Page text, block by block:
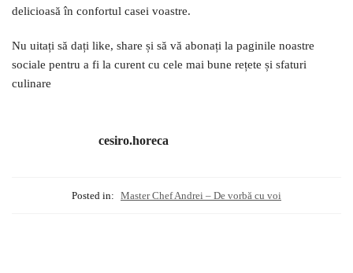
delicioasă în confortul casei voastre.
Nu uitați să dați like, share și să vă abonați la paginile noastre
sociale pentru a fi la curent cu cele mai bune rețete și sfaturi
culinare
cesiro.horeca
Posted in: Master Chef Andrei – De vorbă cu voi